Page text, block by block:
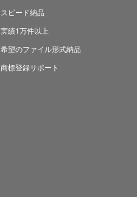
スピード納品
実績1万件以上
希望のファイル形式納品
商標登録サポート